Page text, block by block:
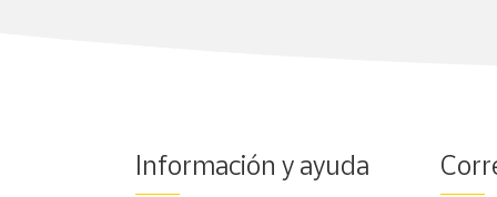
Información y ayuda